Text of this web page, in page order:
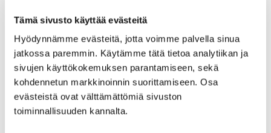
Tämä sivusto käyttää evästeitä
Hyödynnämme evästeitä, jotta voimme palvella sinua
jatkossa paremmin. Käytämme tätä tietoa analytiikan ja
sivujen käyttökokemuksen parantamiseen, sekä
kohdennetun markkinoinnin suorittamiseen. Osa
evästeistä ovat välttämättömiä sivuston
toiminnallisuuden kannalta.
uudistuksia sekä…